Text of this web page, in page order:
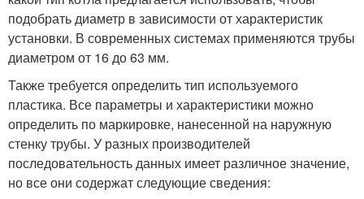
подобрать диаметр в зависимости от характеристик
установки. В современных системах применяются трубы
диаметром от 16 до 63 мм.
Также требуется определить тип используемого
пластика. Все параметры и характеристики можно
определить по маркировке, нанесенной на наружную
стенку трубы. У разных производителей
последовательность данных имеет различное значение,
но все они содержат следующие сведения: